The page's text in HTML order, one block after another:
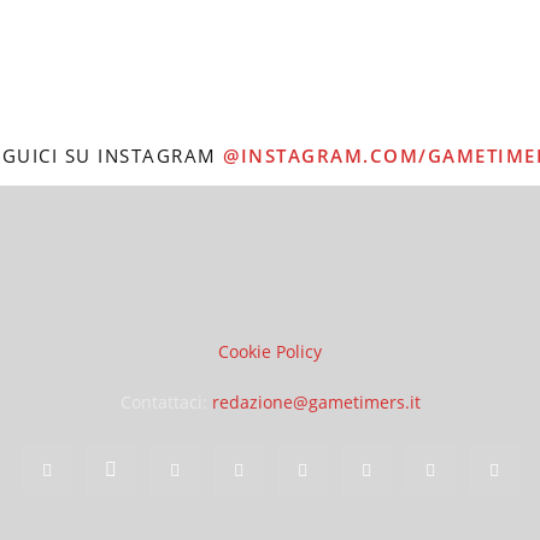
SU INSTAGRAM @INSTAGRAM.COM/
Cookie Policy
redazione@gametimers.it